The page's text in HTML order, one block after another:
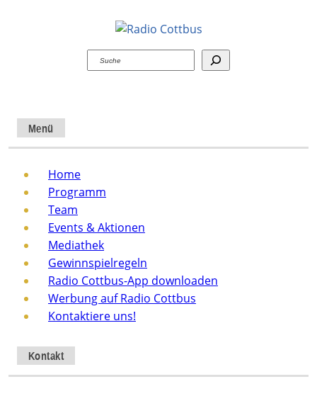
Suchen
Menü
Home
Programm
Team
Events & Aktionen
Mediathek
Gewinnspielregeln
Radio Cottbus-App downloaden
Werbung auf Radio Cottbus
Kontaktiere uns!
Kontakt